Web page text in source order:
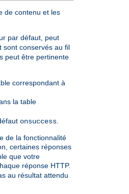
de contenu et les
par défaut, peut
sont conservés au fil
peut être pertinente
correspondant à
la table
onsuccess
de la fonctionnalité
certaines réponses
que votre
réponse HTTP.
au résultat attendu